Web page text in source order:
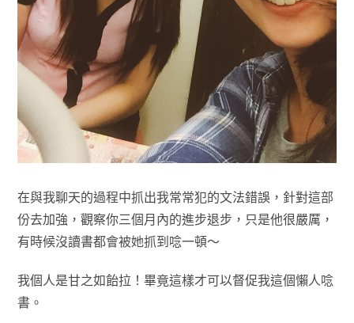
在與我聊天的過程中抓出我常常犯的文法錯誤，針對這部
份去加強，觀察你三個月內的進步退步，只是他很嚴厲，
有時候沒讀書都會被她抓到唸一頓～
我個人是甘之如飴拉！畢竟這樣才可以督促我這個懶人唸
書。